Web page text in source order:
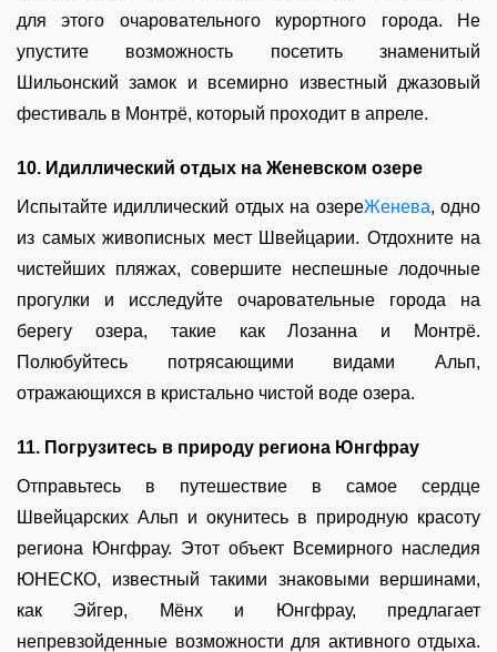
для этого очаровательного курортного города. Не
упустите возможность посетить знаменитый
Шильонский замок и всемирно известный джазовый
фестиваль в Монтрё, который проходит в апреле.
10. Идиллический отдых на Женевском озере
Испытайте идиллический отдых на озереЖенева, одно
из самых живописных мест Швейцарии. Отдохните на
чистейших пляжах, совершите неспешные лодочные
прогулки и исследуйте очаровательные города на
берегу озера, такие как Лозанна и Монтрё.
Полюбуйтесь потрясающими видами Альп,
отражающихся в кристально чистой воде озера.
11. Погрузитесь в природу региона Юнгфрау
Отправьтесь в путешествие в самое сердце
Швейцарских Альп и окунитесь в природную красоту
региона Юнгфрау. Этот объект Всемирного наследия
ЮНЕСКО, известный такими знаковыми вершинами,
как Эйгер, Мёнх и Юнгфрау, предлагает
непревзойденные возможности для активного отдыха.